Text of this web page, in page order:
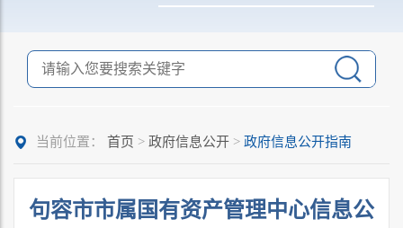
当前位置： 首页 > 政府信息公开 > 政府信息公开指南
句容市市属国有资产管理中心信息公